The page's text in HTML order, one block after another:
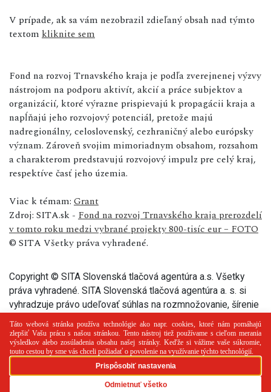
V prípade, ak sa vám nezobrazil zdieľaný obsah nad týmto
textom kliknite sem
Fond na rozvoj Trnavského kraja je podľa zverejnenej výzvy
nástrojom na podporu aktivít, akcií a práce subjektov a
organizácií, ktoré výrazne prispievajú k propagácii kraja a
napĺňajú jeho rozvojový potenciál, pretože majú
nadregionálny, celoslovenský, cezhraničný alebo európsky
význam. Zároveň svojim mimoriadnym obsahom, rozsahom
a charakterom predstavujú rozvojový impulz pre celý kraj,
respektíve časť jeho územia.
Viac k témam: Grant
Zdroj: SITA.sk - Fond na rozvoj Trnavského kraja prerozdelí
v tomto roku medzi vybrané projekty 800-tisíc eur – FOTO
© SITA Všetky práva vyhradené.
Copyright © SITA Slovenská tlačová agentúra a.s. Všetky
práva vyhradené. SITA Slovenská tlačová agentúra a. s. si
vyhradzuje právo udeľovať súhlas na rozmnožovanie, šírenie